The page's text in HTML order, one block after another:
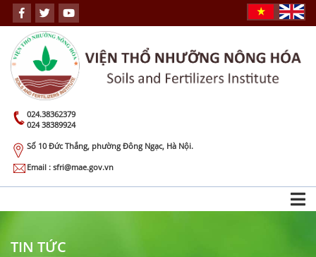
024.38362379
024 38389924
Số 10 Đức Thắng, phường Đông Ngạc, Hà Nội.
Email : sfri@mae.gov.vn
TIN TỨC